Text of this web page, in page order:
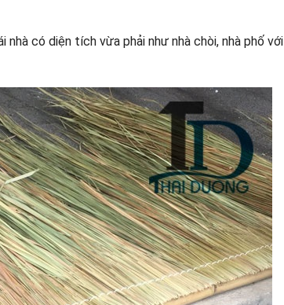
có diện tích vừa phải như nhà chòi, nhà phố với